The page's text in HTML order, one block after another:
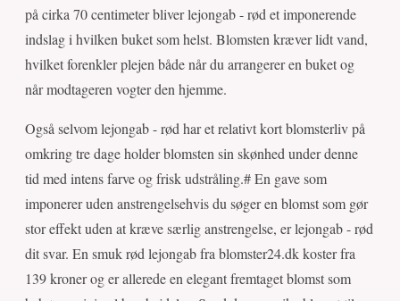
på cirka 70 centimeter bliver lejongab - rød et imponerende
indslag i hvilken buket som helst. Blomsten kræver lidt vand,
hvilket forenkler plejen både når du arrangerer en buket og
når modtageren vogter den hjemme.
Også selvom lejongab - rød har et relativt kort blomsterliv på
omkring tre dage holder blomsten sin skønhed under denne
tid med intens farve og frisk udstråling.# En gave som
imponerer uden anstrengelsehvis du søger en blomst som gør
stor effekt uden at kræve særlig anstrengelse, er lejongab - rød
dit svar. En smuk rød lejongab fra blomster24.dk koster fra
139 kroner og er allerede en elegant fremtaget blomst som